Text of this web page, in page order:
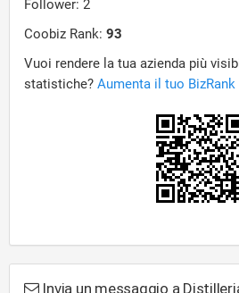
Invia un messaggio a